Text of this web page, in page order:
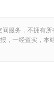
服务，不拥有
一经查实，本